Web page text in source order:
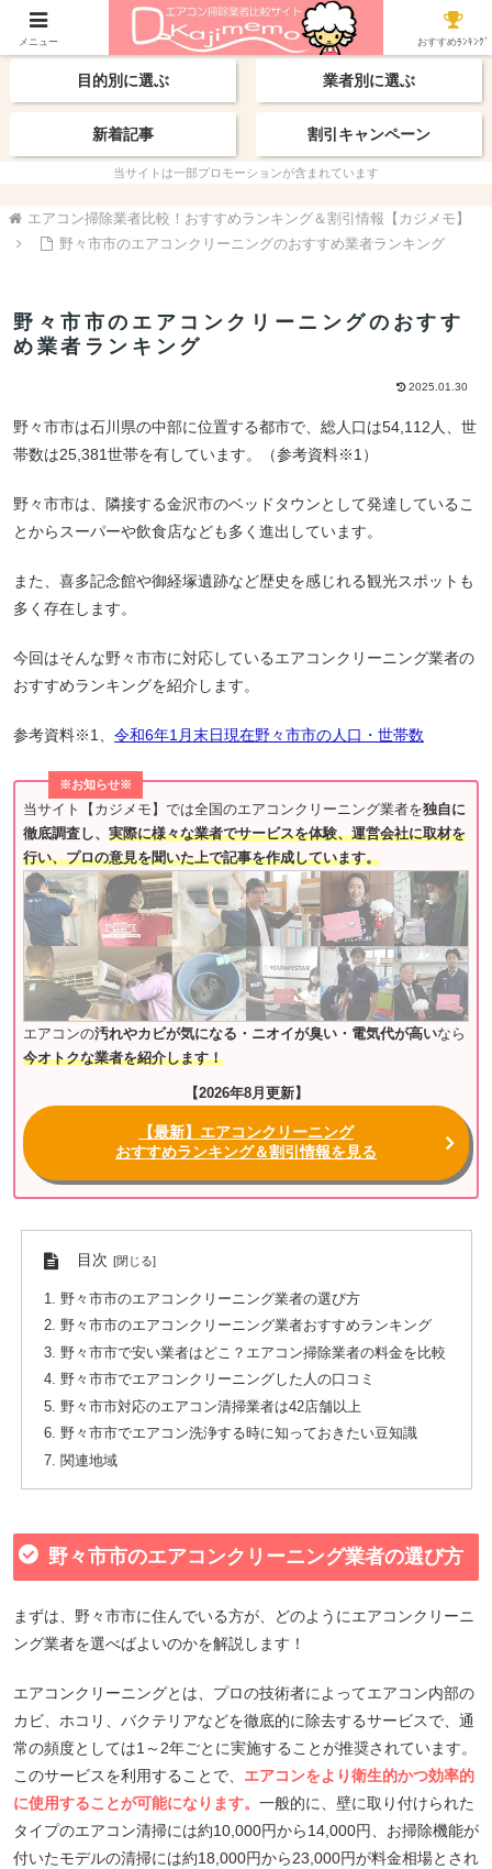
【最新】おすすめ業者 エリアから探す
目的別に選ぶ 業者別に選ぶ
新着記事 割引キャンペーン
当サイトは一部プロモーションが含まれています
エアコン掃除業者比較！おすすめランキング＆割引情報【カジメモ】
野々市市のエアコンクリーニングのおすすめ業者ランキング
野々市市のエアコンクリーニングのおすす
め業者ランキング
2025.01.30
野々市市は石川県の中部に位置する都市で、総人口は54,112人、世
帯数は25,381世帯を有しています。（参考資料※1）
野々市市は、隣接する金沢市のベッドタウンとして発達しているこ
とからスーパーや飲食店なども多く進出しています。
また、喜多記念館や御経塚遺跡など歴史を感じれる観光スポットも
多く存在します。
今回はそんな野々市市に対応しているエアコンクリーニング業者の
おすすめランキングを紹介します。
参考資料※1、 令和6年1月末日現在野々市市の人口・世帯数
※お知らせ※
当サイト【カジメモ】では全国のエアコンクリーニング業者を独自に
徹底調査し、 実際に様々な業者でサービスを体験、運営会社に取材を
行い、プロの意見を聞いた上で記事を作成しています。
エアコンの汚れやカビが気になる・ニオイが臭い・電気代が高いなら
今オトクな業者を紹介します！
【2026年8月更新】
【最新】エアコンクリーニング
おすすめランキング＆割引情報を見る
目次
野々市市のエアコンクリーニング業者の選び方
野々市市のエアコンクリーニング業者おすすめランキング
野々市市で安い業者はどこ？エアコン掃除業者の料金を比較
野々市市でエアコンクリーニングした人の口コミ
野々市市対応のエアコン清掃業者は42店舗以上
野々市市でエアコン洗浄する時に知っておきたい豆知識
関連地域
野々市市のエアコンクリーニング業者の選び方
まずは、野々市市に住んでいる方が、どのようにエアコンクリーニ
ング業者を選べばよいのかを解説します！
エアコンクリーニングとは、プロの技術者によってエアコン内部の
カビ、ホコリ、バクテリアなどを徹底的に除去するサービスで、通
常の頻度としては1～2年ごとに実施することが推奨されています。
このサービスを利用することで、 エアコンをより衛生的かつ効率的
に使用することが可能になります。 一般的に、壁に取り付けられた
タイプのエアコン清掃には約10,000円から14,000円、お掃除機能が
付いたモデルの清掃には約18,000円から23,000円が料金相場とされ
メニュー おすすめﾗﾝｷﾝｸﾞ